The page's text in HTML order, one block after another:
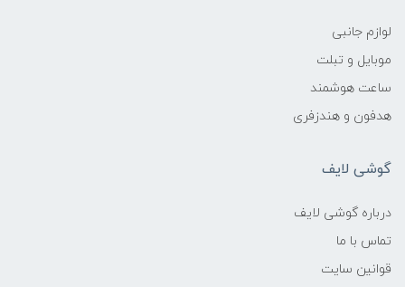
لوازم جانبی
موبایل و تبلت
ساعت هوشمند
هدفون و هندزفری
گوشی لایف
درباره گوشی لایف
تماس با ما
قوانین سایت